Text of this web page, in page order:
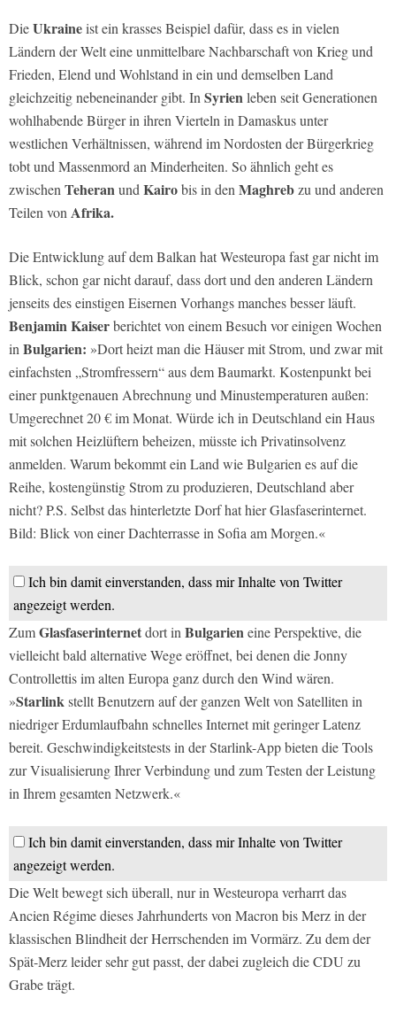
DieUkraineist ein krasses Beispiel dafür, dass es in vielen
Ländern der Welt eine unmittelbare Nachbarschaft von Krieg und
Frieden, Elend und Wohlstand in ein und demselben Land
gleichzeitig nebeneinander gibt. InSyrienleben seit Generationen
wohlhabende Bürger in ihren Vierteln in Damaskus unter
westlichen Verhältnissen, während im Nordosten der Bürgerkrieg
tobt und Massenmord an Minderheiten. So ähnlich geht es
zwischenTeheranundKairobis in denMaghrebzu und anderen
Teilen vonAfrika.
Die Entwicklung auf dem Balkan hat Westeuropa fast gar nicht im
Blick, schon gar nicht darauf, dass dort und den anderen Ländern
jenseits des einstigen Eisernen Vorhangs manches besser läuft.
Benjamin Kaiserberichtet von einem Besuch vor einigen Wochen
inBulgarien: »Dort heizt man die Häuser mit Strom, und zwar mit
einfachsten „Stromfressern“ aus dem Baumarkt. Kostenpunkt bei
einer punktgenauen Abrechnung und Minustemperaturen außen:
Umgerechnet 20 € im Monat. Würde ich in Deutschland ein Haus
mit solchen Heizlüftern beheizen, müsste ich Privatinsolvenz
anmelden. Warum bekommt ein Land wie Bulgarien es auf die
Reihe, kostengünstig Strom zu produzieren, Deutschland aber
nicht? P.S. Selbst das hinterletzte Dorf hat hier Glasfaserinternet.
Bild: Blick von einer Dachterrasse in Sofia am Morgen.«
Ich bin damit einverstanden, dass mir Inhalte von Twitter
angezeigt werden.
ZumGlasfaserinternetdort inBulgarieneine Perspektive, die
vielleicht bald alternative Wege eröffnet, bei denen die Jonny
Controllettis im alten Europa ganz durch den Wind wären.
»Starlinkstellt Benutzern auf der ganzen Welt von Satelliten in
niedriger Erdumlaufbahn schnelles Internet mit geringer Latenz
bereit. Geschwindigkeitstests in der Starlink-App bieten die Tools
zur Visualisierung Ihrer Verbindung und zum Testen der Leistung
in Ihrem gesamten Netzwerk.«
Ich bin damit einverstanden, dass mir Inhalte von Twitter
angezeigt werden.
Die Welt bewegt sich überall, nur in Westeuropa verharrt das
Ancien Régime dieses Jahrhunderts von Macron bis Merz in der
klassischen Blindheit der Herrschenden im Vormärz. Zu dem der
Spät-Merz leider sehr gut passt, der dabei zugleich die CDU zu
Grabe trägt.